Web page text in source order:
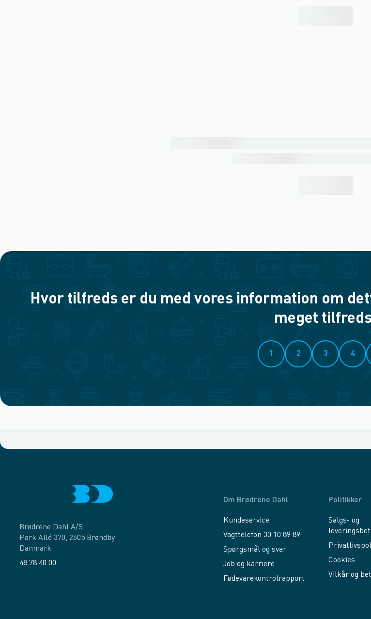
Hvor tilfreds er du med vores information om
meget
1 2 3 4
Brødrene Dahl A/S
Park Allé 370, 2605 Brøndby
Danmark
48 78 40 00
Om Brødrene Dahl
Kundeservice
Vagttelefon 30 10 89 89
Spørgsmål og svar
Job og karriere
Fødevarekontrolrapport
Politikker
Salgs- og
Cookies
Vilkår og